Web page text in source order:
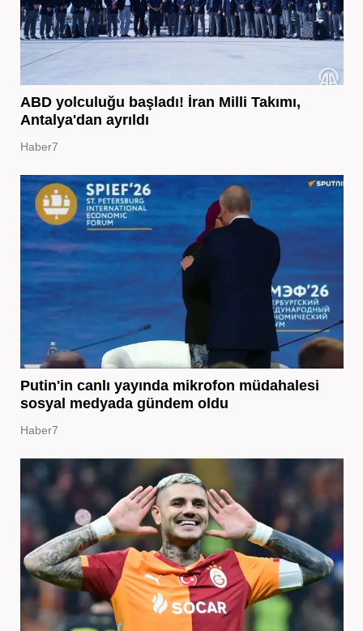
ABD yolculuğu başladı! İran Milli Takımı,
Antalya'dan ayrıldı
Haber7
Putin'in canlı yayında mikrofon müdahalesi
sosyal medyada gündem oldu
Haber7